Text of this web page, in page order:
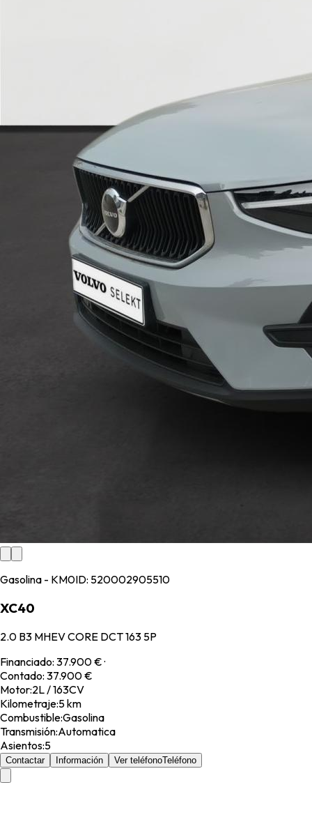
Gasolina - KM0ID: 520002905510
XC40
2.0 B3 MHEV CORE DCT 163 5P
Financiado: 37.900 €·
Contado: 37.900 €
Motor:2L / 163CV
Kilometraje:5 km
Combustible:Gasolina
Transmisión:Automatica
Asientos:5
Contactar Información Ver teléfonoTeléfono